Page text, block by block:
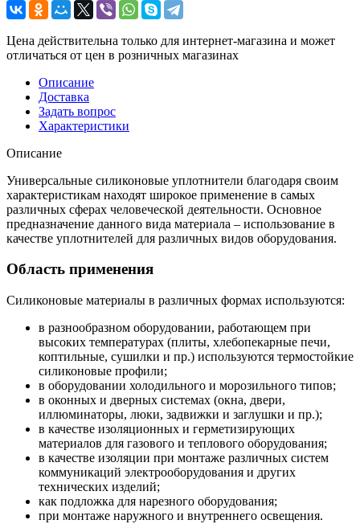
Цена действительна только для интернет-магазина и может
отличаться от цен в розничных магазинах
Описание
Доставка
Задать вопрос
Характеристики
Описание
Универсальные силиконовые уплотнители благодаря своим
характеристикам находят широкое применение в самых
различных сферах человеческой деятельности. Основное
предназначение данного вида материала – использование в
качестве уплотнителей для различных видов оборудования.
Область применения
Силиконовые материалы в различных формах используются:
в разнообразном оборудовании, работающем при
высоких температурах (плиты, хлебопекарные печи,
коптильные, сушилки и пр.) используются термостойкие
силиконовые профили;
в оборудовании холодильного и морозильного типов;
в оконных и дверных системах (окна, двери,
иллюминаторы, люки, задвижки и заглушки и пр.);
в качестве изоляционных и герметизирующих
материалов для газового и теплового оборудования;
в качестве изоляции при монтаже различных систем
коммуникаций электрооборудования и других
технических изделий;
как подложка для нарезного оборудования;
при монтаже наружного и внутреннего освещения.